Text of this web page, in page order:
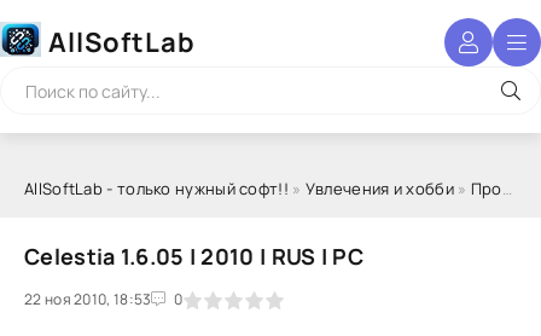
AllSoftLab
AllSoftLab - только нужный софт!! » Увлечения и хобби» Прочие хобби
Celestia 1.6.05 | 2010 | RUS | PC
22 ноя 2010, 18:53 0
1 2 3 4 5